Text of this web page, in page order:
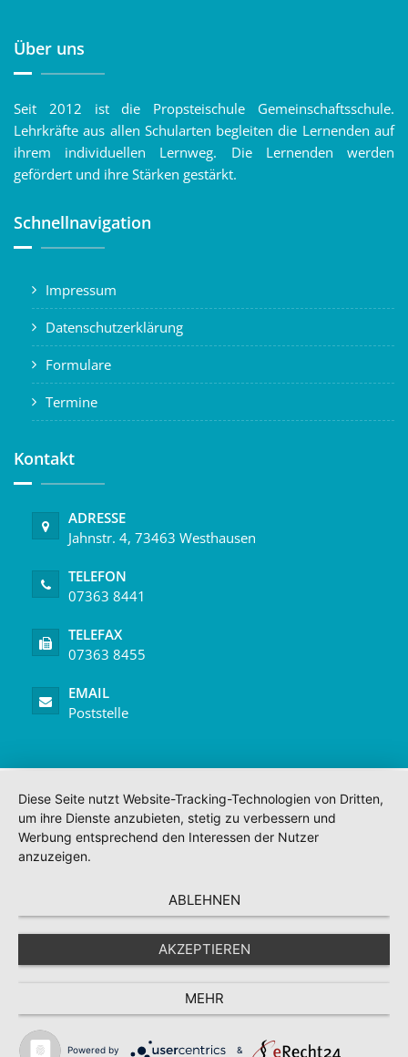
Über uns
Seit 2012 ist die Propsteischule Gemeinschaftsschule.
Lehrkräfte aus allen Schularten begleiten die Lernenden auf
ihrem individuellen Lernweg. Die Lernenden werden
gefördert und ihre Stärken gestärkt.
Schnellnavigation
Impressum
Datenschutzerklärung
Formulare
Termine
Kontakt
ADRESSE
Jahnstr. 4, 73463 Westhausen
TELEFON
07363 8441
TELEFAX
07363 8455
EMAIL
Poststelle
Diese Seite nutzt Website-Tracking-Technologien von Dritten,
um ihre Dienste anzubieten, stetig zu verbessern und
Werbung entsprechend den Interessen der Nutzer
anzuzeigen.
ABLEHNEN
AKZEPTIEREN
MEHR
Powered by &